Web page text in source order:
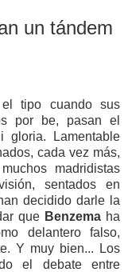
un tándem
tipo cuando sus
por be, pasan el
gloria. Lamentable
cada vez más,
madridistas
sentados en
decidido darle la
que Benzema ha
delantero falso,
Y muy bien... Los
el debate entre